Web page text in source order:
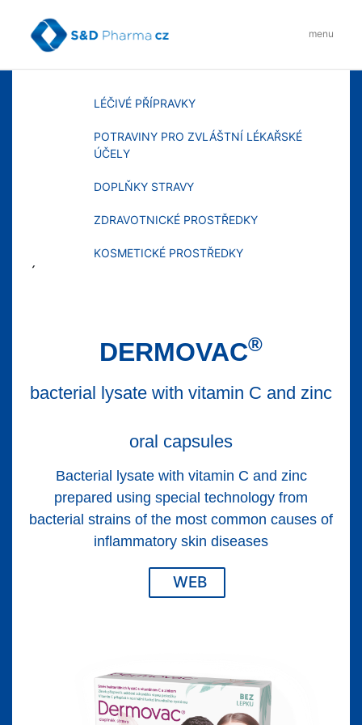
content
menu
MENU
LÉČIVÉ PŘÍPRAVKY
POTRAVINY PRO ZVLÁŠTNÍ LÉKAŘSKÉ
ÚČELY
DOPLŇKY STRAVY
ZDRAVOTNICKÉ PROSTŘEDKY
KOSMETICKÉ PROSTŘEDKY
´
DERMOVAC®
bacterial lysate with vitamin C and zinc
oral capsules
Bacterial lysate with vitamin C and zinc
prepared using special technology from
bacterial strains of the most common causes of
inflammatory skin diseases
WEB